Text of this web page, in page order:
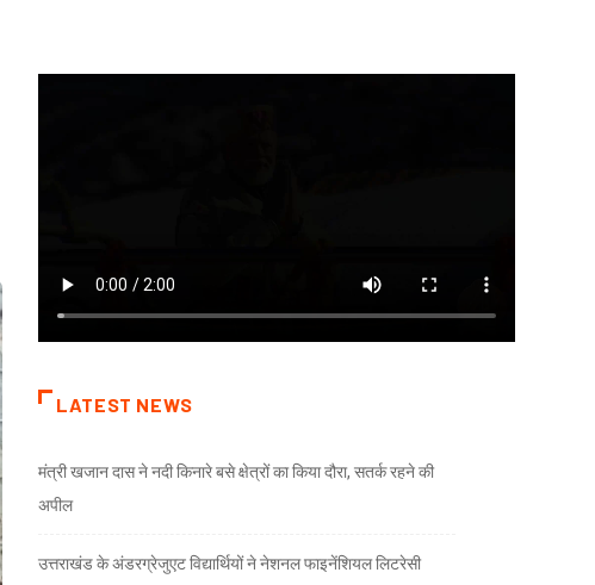
LATEST NEWS
मंत्री खजान दास ने नदी किनारे बसे क्षेत्रों का किया दौरा, सतर्क रहने की
अपील
उत्तराखंड के अंडरग्रेजुएट विद्यार्थियों ने नेशनल फाइनेंशियल लिटरेसी